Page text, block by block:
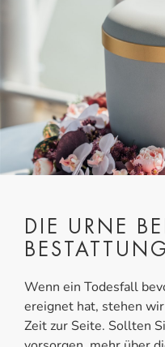
DIE URNE
Wenn ein Todesfall
ereignet hat, stehen
Zeit zur Seite. Sollten